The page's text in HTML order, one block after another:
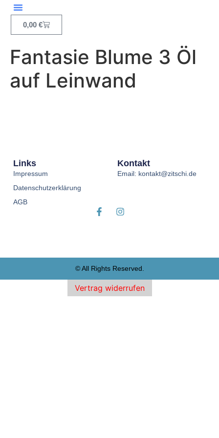
springen
0,00€
Fantasie Blume 3 Öl
auf Leinwand
Links
Impressum
Datenschutzerklärung
AGB
Kontakt
Email: kontakt@zitschi.de
© All Rights Reserved.
Vertrag widerrufen